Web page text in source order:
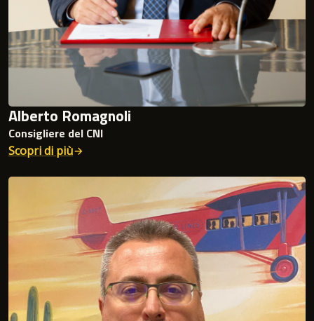
Alberto Romagnoli
Consigliere del CNI
Scopri di più